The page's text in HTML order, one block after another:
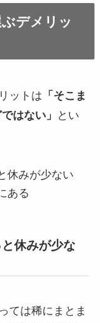
デメリッ
ットは 「そこま
はない」
とい
休みが少ない
ある
休みが少な
ては稀にまとま